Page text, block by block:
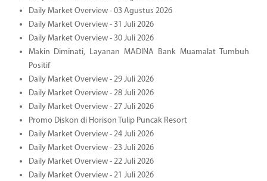
Daily Market Overview - 03 Agustus 2026
Daily Market Overview - 31 Juli 2026
Daily Market Overview - 30 Juli 2026
Makin Diminati, Layanan MADINA Bank Muamalat Tumbuh
Positif
Daily Market Overview - 29 Juli 2026
Daily Market Overview - 28 Juli 2026
Daily Market Overview - 27 Juli 2026
Promo Diskon di Horison Tulip Puncak Resort
Daily Market Overview - 24 Juli 2026
Daily Market Overview - 23 Juli 2026
Daily Market Overview - 22 Juli 2026
Daily Market Overview - 21 Juli 2026